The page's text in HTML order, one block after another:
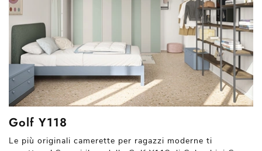
Golf Y118
Le più originali camerette per ragazzi moderne ti